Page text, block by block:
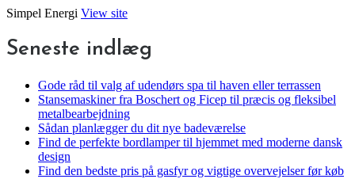
Skip
content
Simpel Energi View site
Seneste indlæg
Gode råd til valg af udendørs spa til haven eller terrassen
Stansemaskiner fra Boschert og Ficep til præcis og fleksibel
metalbearbejdning
Sådan planlægger du dit nye badeværelse
Find de perfekte bordlamper til hjemmet med moderne dansk
design
Find den bedste pris på gasfyr og vigtige overvejelser før køb